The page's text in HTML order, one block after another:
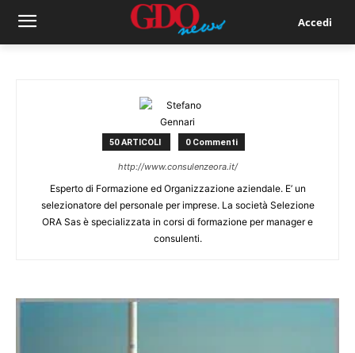
Accedi
50 ARTICOLI 0 Commenti
http://www.consulenzeora.it/
Esperto di Formazione ed Organizzazione aziendale. E’ un
selezionatore del personale per imprese. La società Selezione
ORA Sas è specializzata in corsi di formazione per manager e
consulenti.